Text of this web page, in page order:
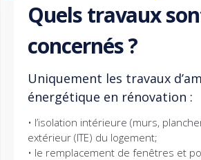
Quels travaux
concernés ?
Uniquement les travaux
énergétique en rénovation :
• l’isolation intérieure (murs,
extérieur (ITE) du logement;
• le remplacement de fenêtres et